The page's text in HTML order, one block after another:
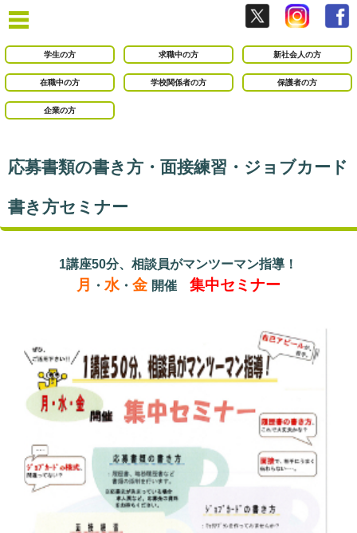
学生の方 求職中の方 新社会人の方
在職中の方 学校関係者の方 保護者の方
企業の方
応募書類の書き方・面接練習・ジョブカード
書き方セミナー
1講座50分、相談員がマンツーマン指導！
月 ・ 水・ 金 開催 集中セミナー